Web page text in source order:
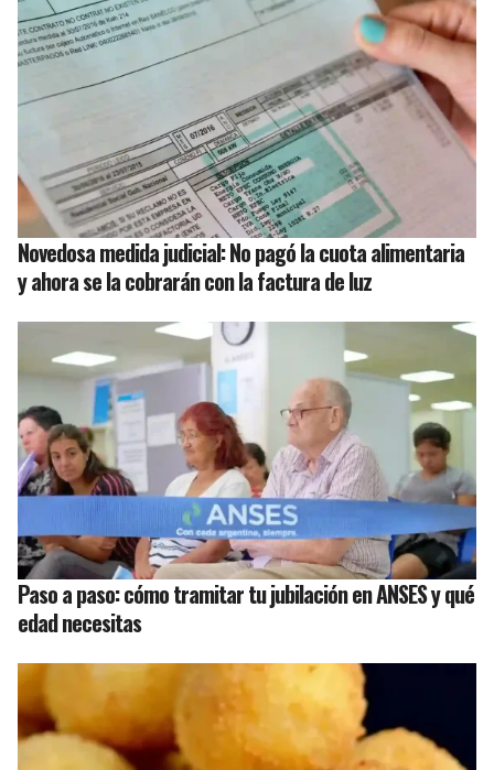
Novedosa medida judicial: No pagó la cuota alimentaria
y ahora se la cobrarán con la factura de luz
Paso a paso: cómo tramitar tu jubilación en ANSES y qué
edad necesitas